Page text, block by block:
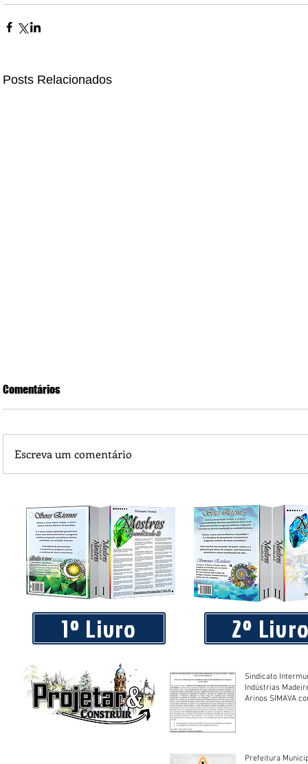
Posts Relacionados
Praça 04 de Julho recebe novos equipamentos de
livre
Comentários
Escreva um comentário
1º Livro 2º
Sindicato
Indústrias
Arinos SIMAVA convoca à
Prefeitura